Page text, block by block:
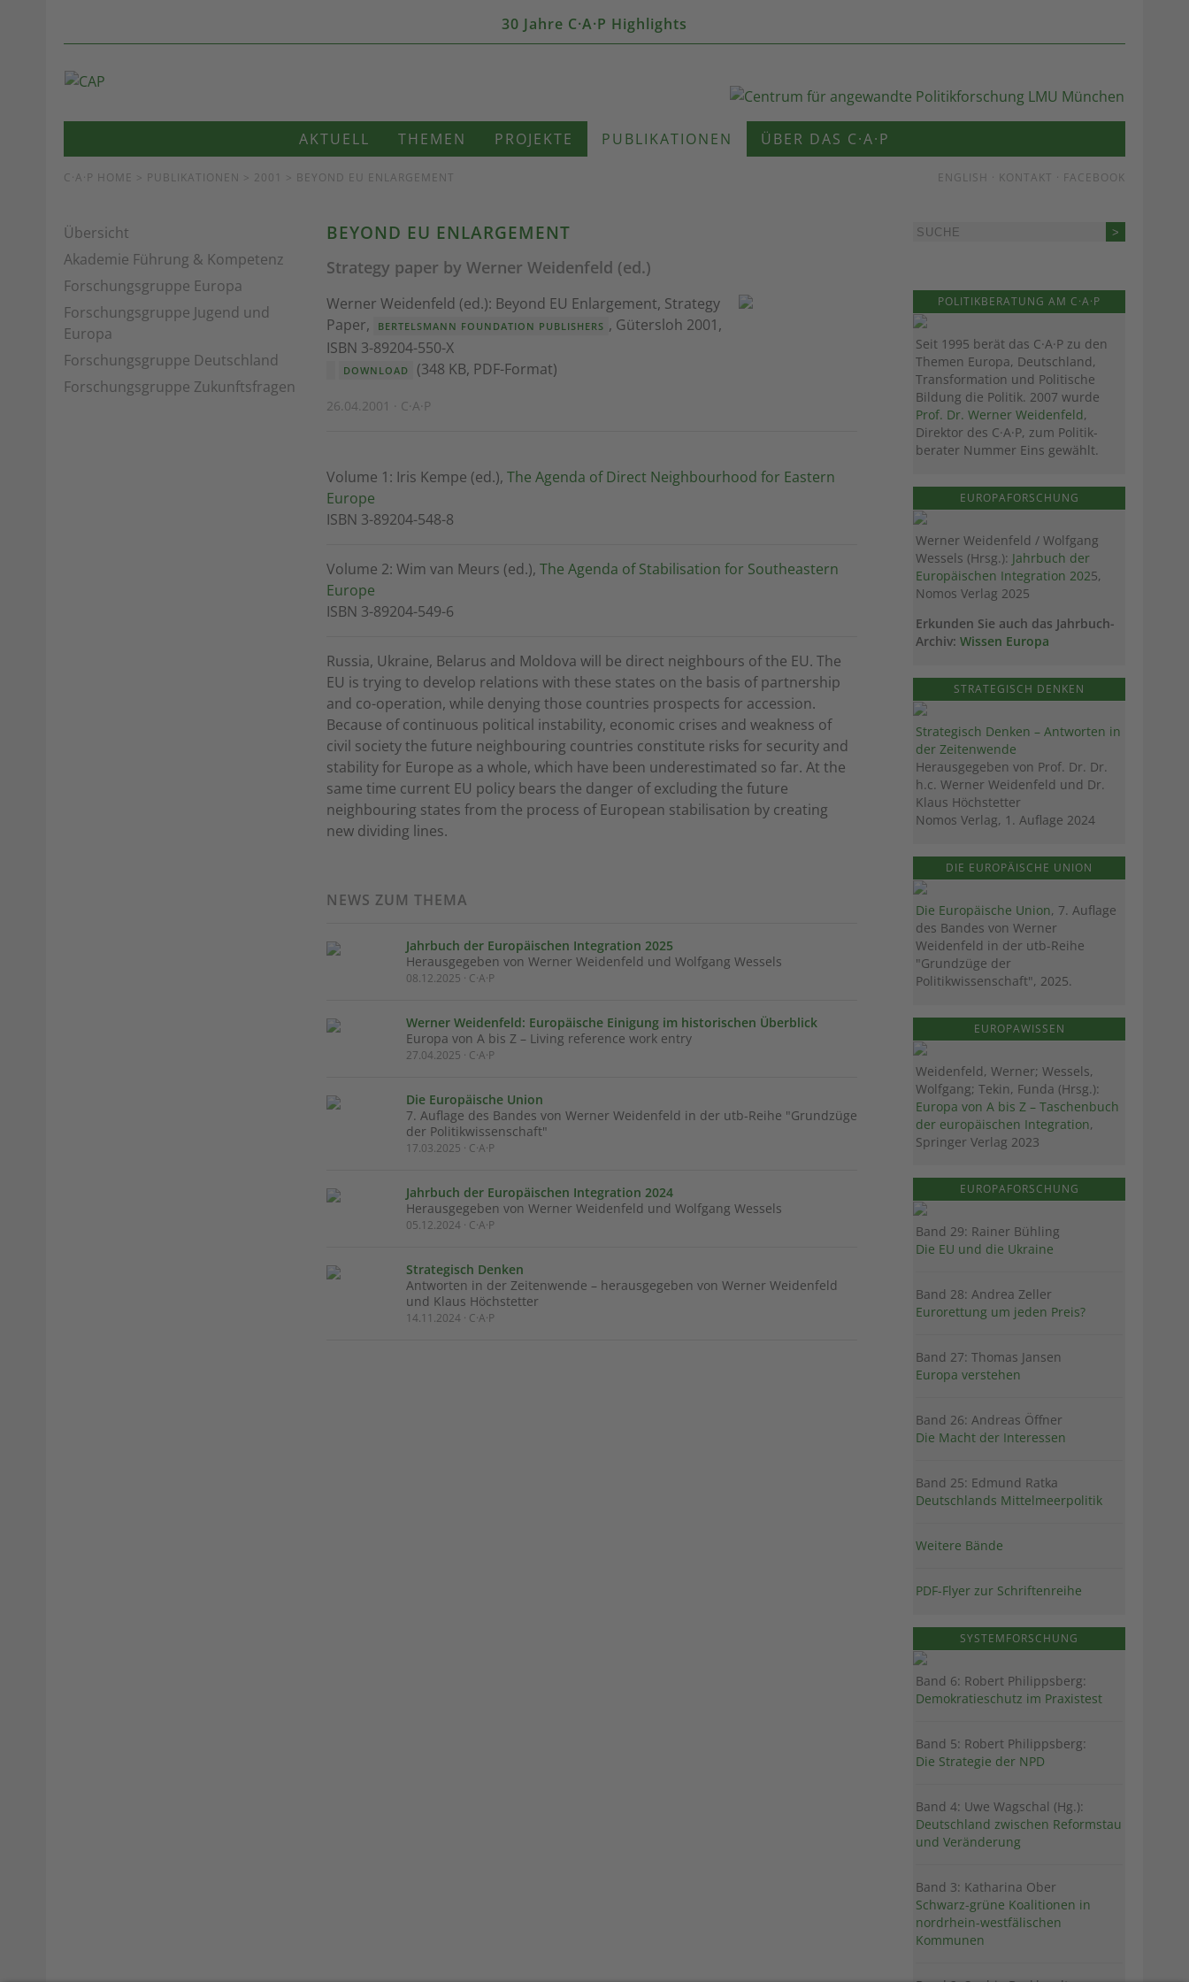
30 Jahre C·A·P Highlights
AKTUELL THEMEN PROJEKTE PUBLIKATIONEN ÜBER DAS C·A·P
C·A·P HOME > PUBLIKATIONEN > 2001 > BEYOND EU ENLARGEMENT ENGLISH · KONTAKT · FACEBOOK
Übersicht
Akademie Führung & Kompetenz
Forschungsgruppe Europa
Forschungsgruppe Jugend und
Europa
Forschungsgruppe Deutschland
Forschungsgruppe Zukunftsfragen
BEYOND EU ENLARGEMENT
Strategy paper by Werner Weidenfeld (ed.)
Werner Weidenfeld (ed.): Beyond EU Enlargement, Strategy
Paper,
BERTELSMANN FOUNDATION PUBLISHERS , Gütersloh 2001,
ISBN 3-89204-550-X
DOWNLOAD (348 KB, PDF-Format)
26.04.2001 · C·A·P
Volume 1: Iris Kempe (ed.), The Agenda of Direct Neighbourhood for Eastern
Europe
ISBN 3-89204-548-8
Volume 2: Wim van Meurs (ed.), The Agenda of Stabilisation for Southeastern
Europe
ISBN 3-89204-549-6
Russia, Ukraine, Belarus and Moldova will be direct neighbours of the EU. The
EU is trying to develop relations with these states on the basis of partnership
and co-operation, while denying those countries prospects for accession.
Because of continuous political instability, economic crises and weakness of
civil society the future neighbouring countries constitute risks for security and
stability for Europe as a whole, which have been underestimated so far. At the
same time current EU policy bears the danger of excluding the future
neighbouring states from the process of European stabilisation by creating
new dividing lines.
NEWS ZUM THEMA
Jahrbuch der Europäischen Integration 2025
Herausgegeben von Werner Weidenfeld und Wolfgang Wessels
08.12.2025 · C·A·P
Werner Weidenfeld: Europäische Einigung im historischen Überblick
Europa von A bis Z – Living reference work entry
27.04.2025 · C·A·P
Die Europäische Union
7. Auflage des Bandes von Werner Weidenfeld in der utb-Reihe "Grundzüge
der Politikwissenschaft"
17.03.2025 · C·A·P
Jahrbuch der Europäischen Integration 2024
Herausgegeben von Werner Weidenfeld und Wolfgang Wessels
05.12.2024 · C·A·P
Strategisch Denken
Antworten in der Zeitenwende – herausgegeben von Werner Weidenfeld
und Klaus Höchstetter
14.11.2024 · C·A·P
POLITIKBERATUNG AM C·A·P
Seit 1995 berät das C·A·P zu den
Themen Europa, Deutschland,
Transformation und Politische
Bildung die Politik. 2007 wurde
Prof. Dr. Werner Weidenfeld,
Direktor des C·A·P, zum Politik­
berater Nummer Eins gewählt.
EUROPAFORSCHUNG
Werner Weidenfeld / Wolfgang
Wessels (Hrsg.): Jahrbuch der
Europäischen Integration 2025,
Nomos Verlag 2025
Erkunden Sie auch das Jahrbuch-
Archiv: Wissen Europa
STRATEGISCH DENKEN
Strategisch Denken – Antworten in
der Zeitenwende
Herausgegeben von Prof. Dr. Dr.
h.c. Werner Weidenfeld und Dr.
Klaus Höchstetter
Nomos Verlag, 1. Auflage 2024
DIE EUROPÄISCHE UNION
Die Europäische Union, 7. Auflage
des Bandes von Werner
Weidenfeld in der utb-Reihe
"Grundzüge der
Politikwissenschaft", 2025.
EUROPAWISSEN
Weidenfeld, Werner; Wessels,
Wolfgang; Tekin, Funda (Hrsg.):
Europa von A bis Z – Taschenbuch
der europäischen Integration,
Springer Verlag 2023
EUROPAFORSCHUNG
Band 29: Rainer Bühling
Die EU und die Ukraine
Band 28: Andrea Zeller
Eurorettung um jeden Preis?
Band 27: Thomas Jansen
Europa verstehen
Band 26: Andreas Öffner
Die Macht der Interessen
Band 25: Edmund Ratka
Deutschlands Mittelmeerpolitik
Weitere Bände
PDF-Flyer zur Schriftenreihe
SYSTEMFORSCHUNG
Band 6: Robert Philippsberg:
Demokratieschutz im Praxistest
Band 5: Robert Philippsberg:
Die Strategie der NPD
Band 4: Uwe Wagschal (Hg.):
Deutschland zwischen Reformstau
und Veränderung
Band 3: Katharina Ober
Schwarz-grüne Koalitionen in
nordrhein-westfälischen
Kommunen